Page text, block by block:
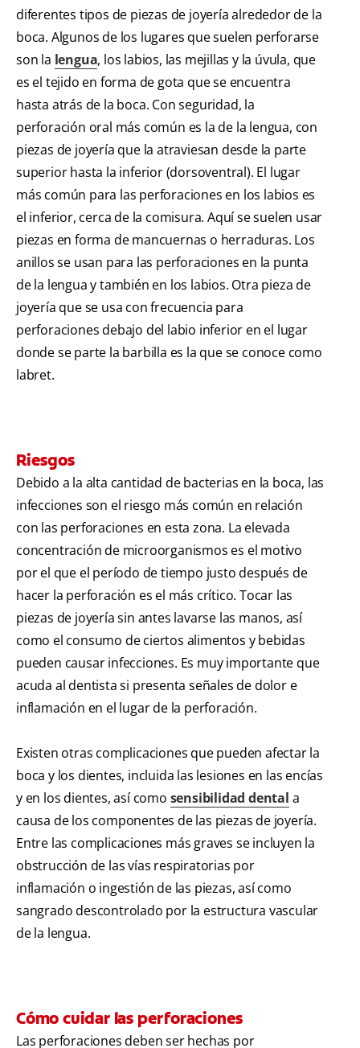
diferentes tipos de piezas de joyería alrededor de la
boca. Algunos de los lugares que suelen perforarse
son la lengua, los labios, las mejillas y la úvula, que
es el tejido en forma de gota que se encuentra
hasta atrás de la boca. Con seguridad, la
perforación oral más común es la de la lengua, con
piezas de joyería que la atraviesan desde la parte
superior hasta la inferior (dorsoventral). El lugar
más común para las perforaciones en los labios es
el inferior, cerca de la comisura. Aquí se suelen usar
piezas en forma de mancuernas o herraduras. Los
anillos se usan para las perforaciones en la punta
de la lengua y también en los labios. Otra pieza de
joyería que se usa con frecuencia para
perforaciones debajo del labio inferior en el lugar
donde se parte la barbilla es la que se conoce como
labret.
Riesgos
Debido a la alta cantidad de bacterias en la boca, las
infecciones son el riesgo más común en relación
con las perforaciones en esta zona. La elevada
concentración de microorganismos es el motivo
por el que el período de tiempo justo después de
hacer la perforación es el más crítico. Tocar las
piezas de joyería sin antes lavarse las manos, así
como el consumo de ciertos alimentos y bebidas
pueden causar infecciones. Es muy importante que
acuda al dentista si presenta señales de dolor e
inflamación en el lugar de la perforación.
Existen otras complicaciones que pueden afectar la
boca y los dientes, incluida las lesiones en las encías
y en los dientes, así como sensibilidad dental a
causa de los componentes de las piezas de joyería.
Entre las complicaciones más graves se incluyen la
obstrucción de las vías respiratorias por
inflamación o ingestión de las piezas, así como
sangrado descontrolado por la estructura vascular
de la lengua.
Cómo cuidar las perforaciones
Las perforaciones deben ser hechas por